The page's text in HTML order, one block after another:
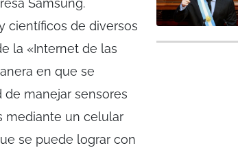
Samsung.
científicos de diversos
la «Internet de las
en que se
manejar sensores
mediante un celular
se puede lograr con